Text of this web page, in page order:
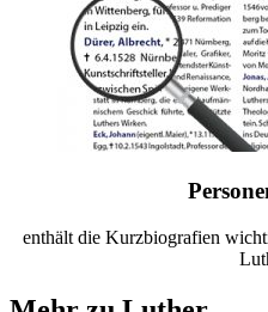
enthält die Kurzbiografien